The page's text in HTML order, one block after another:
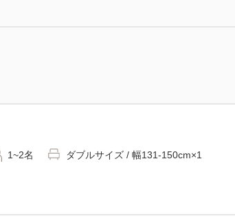
清掃を行わない日は、お部
ル類をご用意いたします。
ご不明な点やご希望がござ
1~2名 ダブルサイズ / 幅131-150cm×1